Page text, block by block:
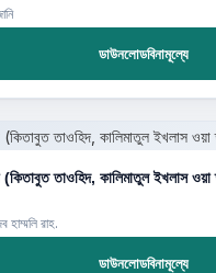
ডাউনলোডবিনামূল্যে
(কিতাবুত তাওহিদ, কালিমাতুল ইখলাস
রাহ.
ডাউনলোডবিনামূল্যে